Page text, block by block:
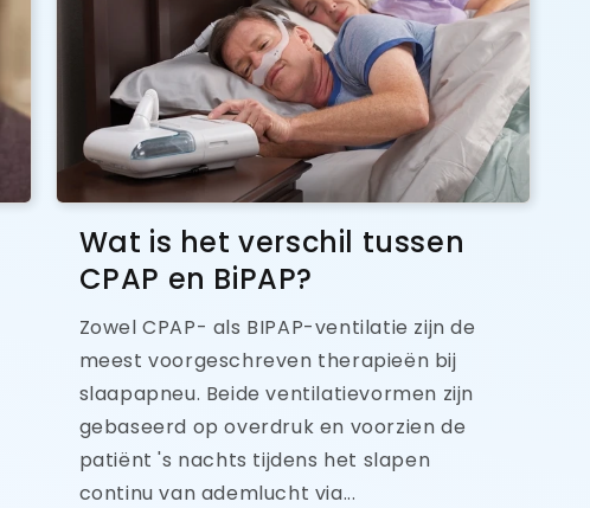
Wat is het verschil tussen
CPAP en BiPAP?
Zowel CPAP- als BIPAP-ventilatie zijn de
meest voorgeschreven therapieën bij
slaapapneu. Beide ventilatievormen zijn
gebaseerd op overdruk en voorzien de
patiënt 's nachts tijdens het slapen
continu van ademlucht via...